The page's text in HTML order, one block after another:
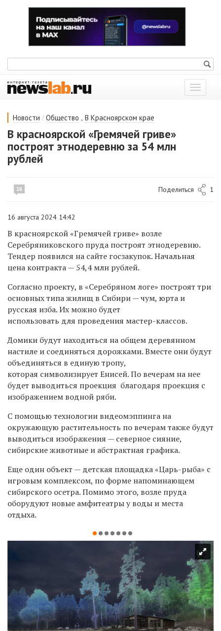
Показать
меню
Новости / Общество , В Красноярском крае
В красноярской «Гремячей гриве»
построят этнодеревню за 54 млн
рублей
16 Поделиться 1
16 августа 2024 14:42
В красноярской «Гремячей гриве» возле
Серебряниковского пруда построят этнодеревню.
Тендер появился на сайте госзакупок. Начальная
цена контракта — 54,4 млн рублей.
Согласно проекту, в «Серебряном логе» построят три
основных типа жилищ в Сибири — чум, юрта и
русская изба. Их можно будет
использовать для проведения мастер-классов.
Домики будут находиться на общем деревянном
настиле и соединяться дорожками. Вместе они будут
объединяться в единую тропу,
которая символизирует Енисей. По вечерам на нее
будет выводиться проекция благодаря проекция с
изображением водной ряби.
С помощью технологии видеомэппинга на
окружающую растительность по вечерам также будут
выводиться изображения — северное сияние,
сибирские животные и абстрактная графика.
Еще один объект — детская площадка «Царь-рыба» с
игровым комплексом, по форме напоминающем
сибирского осетра. Помимо этого, возле пруда
оборудуют новые амфитеатры у воды и места
отдыха.